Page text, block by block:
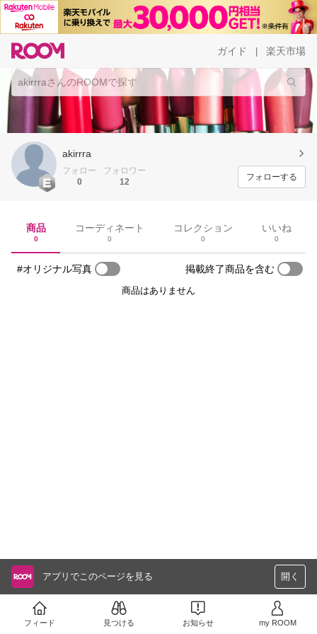
ガイド 楽天市場
akirrra
フォロー
0
フォロワー
12
フォローする
商品
0
コーディネート
0
コレクション
0
いいね
0
#オリジナル写真 掲載終了商品を含む
商品はありません
アプリでこのページを見る 開く
フィード 見つける お知らせ my ROOM